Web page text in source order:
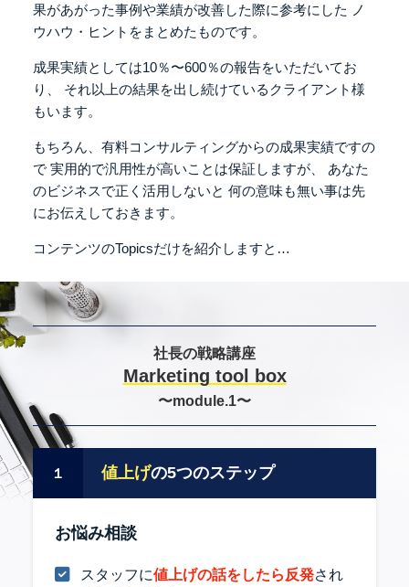
果があがった事例や業績が改善した際に参考にした ノ
ウハウ・ヒントをまとめたものです。
成果実績としては10％〜600％の報告をいただいてお
り、
それ以上の結果を出し続けているクライアント様
もいます。
もちろん、有料コンサルティングからの成果実績ですの
で 実用的で汎用性が高いことは保証しますが、
あなた
のビジネスで正く活用しないと 何の意味も無い事は先
にお伝えしておきます。
コンテンツのTopicsだけを紹介しますと…
社長の戦略講座
Marketing tool box
〜module.1〜
１ 値上げの5つのステップ
お悩み相談
スタッフに値上げの話をしたら反発され